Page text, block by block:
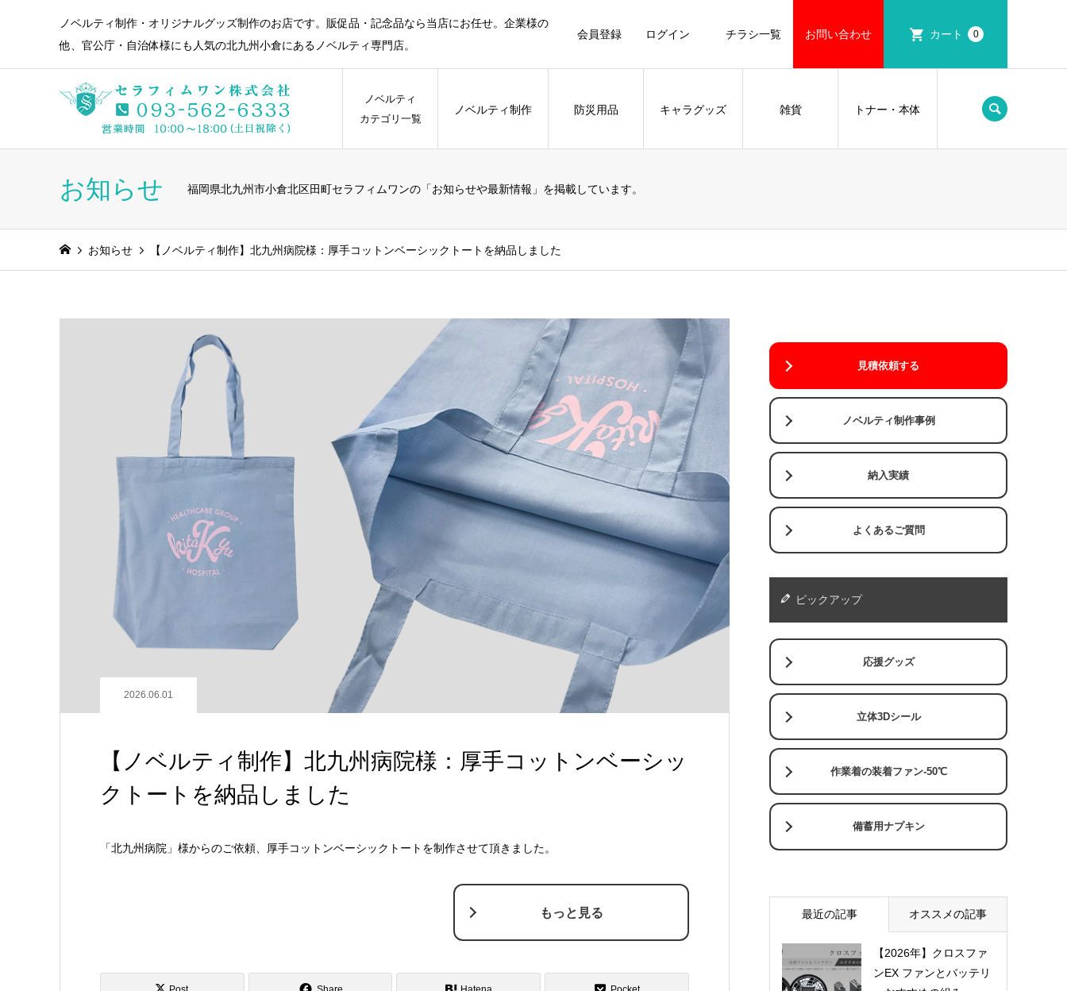
ノベルティ制作・オリジナルグッズ制作のお店です。販促品・記念品なら当店にお任せ。企業様の
他、官公庁・自治体様にも人気の北九州小倉にあるノベルティ専門店。
会員登録 ログイン チラシ一覧 お問い合わせ カート 0
ノベルティ
カテゴリ一覧
ノベルティ制作 防災用品 キャラグッズ 雑貨 トナー・本体
お知らせ 福岡県北九州市小倉北区田町セラフィムワンの「お知らせや最新情報」を掲載しています。
お知らせ 【ノベルティ制作】北九州病院様：厚手コットンベーシックトートを納品しました
2026.06.01
【ノベルティ制作】北九州病院様：厚手コットンベーシッ
クトートを納品しました
「北九州病院」様からのご依頼、厚手コットンベーシックトートを制作させて頂きました。
もっと見る
見積依頼する
ノベルティ制作事例
納入実績
よくあるご質問
ピックアップ
応援グッズ
立体3Dシール
作業着の装着ファン-50℃
備蓄用ナプキン
最近の記事 オススメの記事
【2026年】クロスファ
ンEX ファンとバッテリ